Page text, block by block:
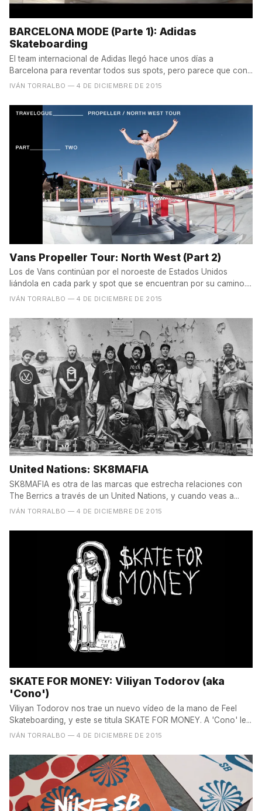
BARCELONA MODE (Parte 1): Adidas
Skateboarding
El team internacional de Adidas llegó hace unos días a
Barcelona para reventar todos sus spots, pero parece que con...
IVÁN TORRALBO — 4 DE DICIEMBRE DE 2015
Vans Propeller Tour: North West (Part 2)
Los de Vans continúan por el noroeste de Estados Unidos
liándola en cada park y spot que se encuentran por su camino....
IVÁN TORRALBO — 4 DE DICIEMBRE DE 2015
United Nations: SK8MAFIA
SK8MAFIA es otra de las marcas que estrecha relaciones con
The Berrics a través de un United Nations, y cuando veas a...
IVÁN TORRALBO — 4 DE DICIEMBRE DE 2015
SKATE FOR MONEY: Viliyan Todorov (aka
'Cono')
Viliyan Todorov nos trae un nuevo vídeo de la mano de Feel
Skateboarding, y este se titula SKATE FOR MONEY. A 'Cono' le...
IVÁN TORRALBO — 4 DE DICIEMBRE DE 2015